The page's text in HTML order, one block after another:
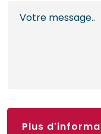
Plus